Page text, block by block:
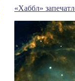
«Хаббл»